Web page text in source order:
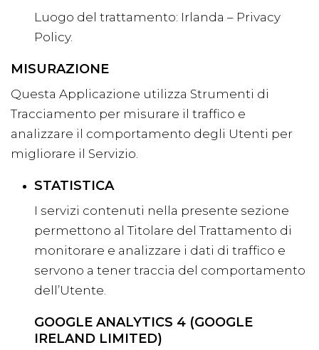
Luogo del trattamento: Irlanda – Privacy
Policy.
MISURAZIONE
Questa Applicazione utilizza Strumenti di
Tracciamento per misurare il traffico e
analizzare il comportamento degli Utenti per
migliorare il Servizio.
STATISTICA
I servizi contenuti nella presente sezione
permettono al Titolare del Trattamento di
monitorare e analizzare i dati di traffico e
servono a tener traccia del comportamento
dell’Utente.
GOOGLE ANALYTICS 4 (GOOGLE
IRELAND LIMITED)